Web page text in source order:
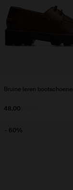
Bruine leren
48.00
- 60%